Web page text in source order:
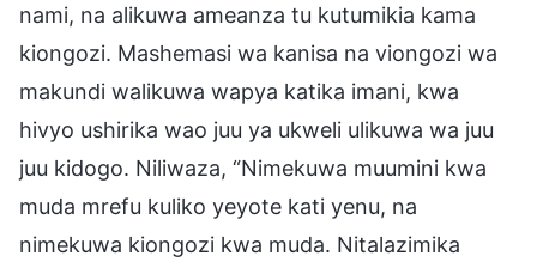
nami, na alikuwa ameanza tu kutumikia kama
kiongozi. Mashemasi wa kanisa na viongozi wa
makundi walikuwa wapya katika imani, kwa
hivyo ushirika wao juu ya ukweli ulikuwa wa juu
juu kidogo. Niliwaza, “Nimekuwa muumini kwa
muda mrefu kuliko yeyote kati yenu, na
nimekuwa kiongozi kwa muda. Nitalazimika